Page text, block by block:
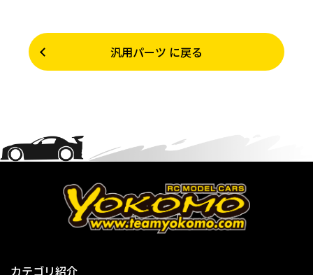
汎用パーツ に戻る
カテゴリ紹介